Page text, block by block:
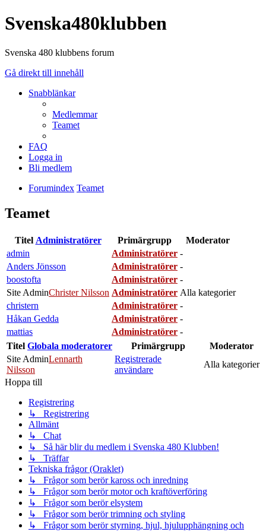
Svenska480klubben
Svenska 480 klubbens forum
Gå direkt till innehåll
Snabblänkar
Medlemmar
Teamet
FAQ
Logga in
Bli medlem
Forumindex Teamet
Teamet
Titel Administratörer Primärgrupp
Moderator
admin
Administratörer -
Anders Jönsson
Administratörer -
boostofta
Administratörer -
Site AdminChrister Nilsson Administratörer Alla kategorier
christern
Administratörer -
Håkan Gedda
Administratörer -
mattias
Administratörer -
Titel Globala moderatorer Primärgrupp
Moderator
Site AdminLennarth
Nilsson
Registrerade
användare
Alla kategorier
Hoppa till
Registrering
↳ Registrering
Allmänt
↳ Chat
↳ Så här blir du medlem i Svenska 480 Klubben!
↳ Träffar
Tekniska frågor (Oraklet)
↳ Frågor som berör kaross och inredning
↳ Frågor som berör motor och kraftöverföring
↳ Frågor som berör elsystem
↳ Frågor som berör trimning och styling
↳ Frågor som berör styrning, hjul, hjulupphängning och